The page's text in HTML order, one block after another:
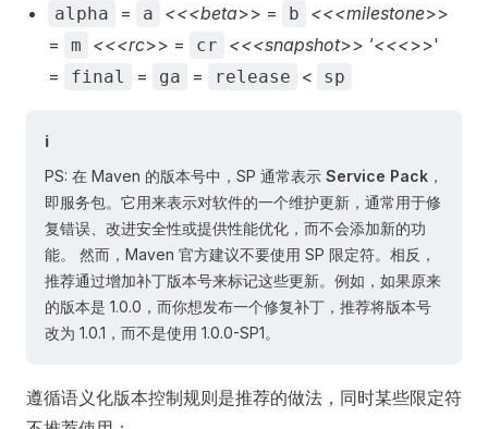
alpha = a <<<beta>> = b <<<milestone>>
=
m <<<rc>> = cr <<<snapshot>> '<<<>>'
=
final = ga = release < sp
ℹ️
PS: 在 Maven 的版本号中，SP 通常表示 Service Pack ，
即服务包。它用来表示对软件的一个维护更新，通常用于修
复错误、改进安全性或提供性能优化，而不会添加新的功
能。 然而，Maven 官方建议不要使用 SP 限定符。相反，
推荐通过增加补丁版本号来标记这些更新。例如，如果原来
的版本是 1.0.0，而你想发布一个修复补丁，推荐将版本号
改为 1.0.1，而不是使用 1.0.0-SP1。
遵循语义化版本控制规则是推荐的做法，同时某些限定符